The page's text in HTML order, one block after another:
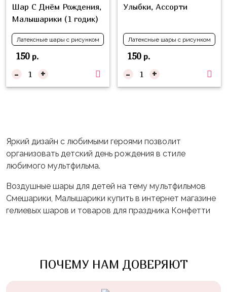
Шар С Днём Рождения,
Малышарики (1 годик)
Латексные шары с рисунком
150р.
- +
Улыбки, Ассорти
Латексные шары с рисунком
150р.
- +
Яркий дизайн с любимыми героями позволит
организовать детский день рождения в стиле
любимого мультфильма.
Воздушные шары для детей на тему мультфильмов
Смешарики, Малышарики купить в интернет магазине
гелиевых шаров и товаров для праздника Конфетти
ПОЧЕМУ НАМ ДОВЕРЯЮТ
Войны
Трансформеры
Овощи
Супергерои
Пиратская
Вечеринка
Девочкам
Бабочки,
Котики,